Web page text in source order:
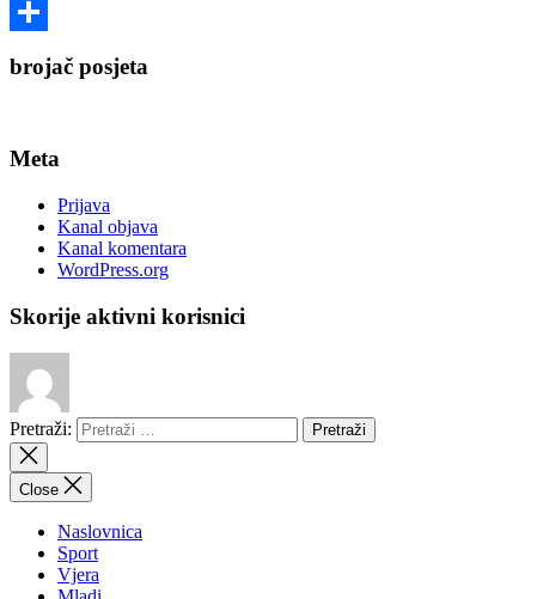
Twitter
brojač posjeta
Meta
Prijava
Kanal objava
Kanal komentara
WordPress.org
Skorije aktivni korisnici
Pretraži:
Close
Naslovnica
Sport
Vjera